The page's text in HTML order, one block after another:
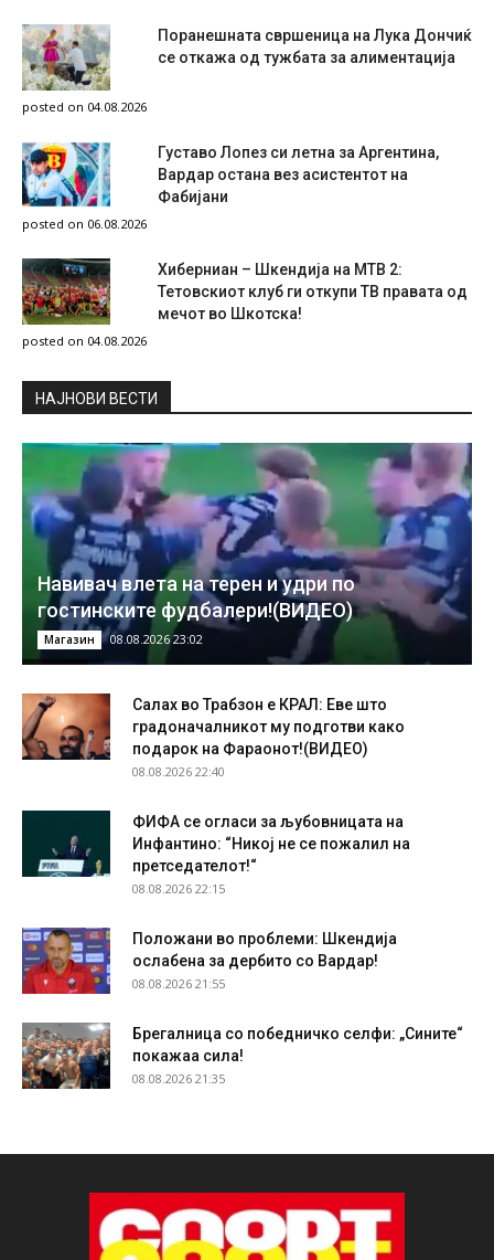
Поранешната свршеница на Лука Дончиќ
се откажа од тужбата за алиментација
posted on 04.08.2026
Густаво Лопез си летна за Аргентина,
Вардар остана вез асистентот на
Фабијани
posted on 06.08.2026
Хиберниан – Шкендија на МТВ 2:
Тетовскиот клуб ги откупи ТВ правата од
мечот во Шкотска!
posted on 04.08.2026
НAЈНОВИ ВЕСТИ
Навивач влета на терен и удри по
гостинските фудбалери!(ВИДЕО)
Магазин 08.08.2026 23:02
Салах во Трабзон е КРАЛ: Еве што
градоначалникот му подготви како
подарок на Фараонот!(ВИДЕО)
08.08.2026 22:40
ФИФА се огласи за љубовницата на
Инфантино: “Никој не се пожалил на
претседателот!“
08.08.2026 22:15
Положани во проблеми: Шкендија
ослабена за дербито со Вардар!
08.08.2026 21:55
Брегалница со победничко селфи: „Сините“
покажаа сила!
08.08.2026 21:35